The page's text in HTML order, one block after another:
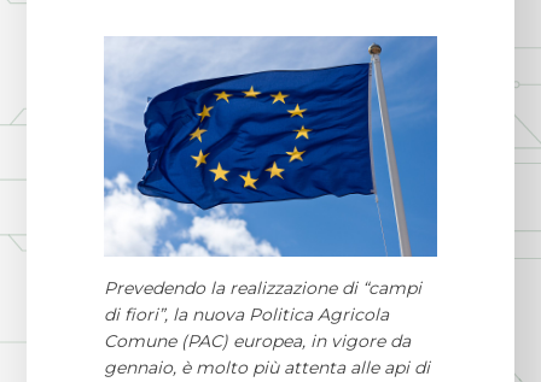
Prevedendo la realizzazione di “campi
di fiori”, la nuova Politica Agricola
Comune (PAC) europea, in vigore da
gennaio, è molto più attenta alle api di